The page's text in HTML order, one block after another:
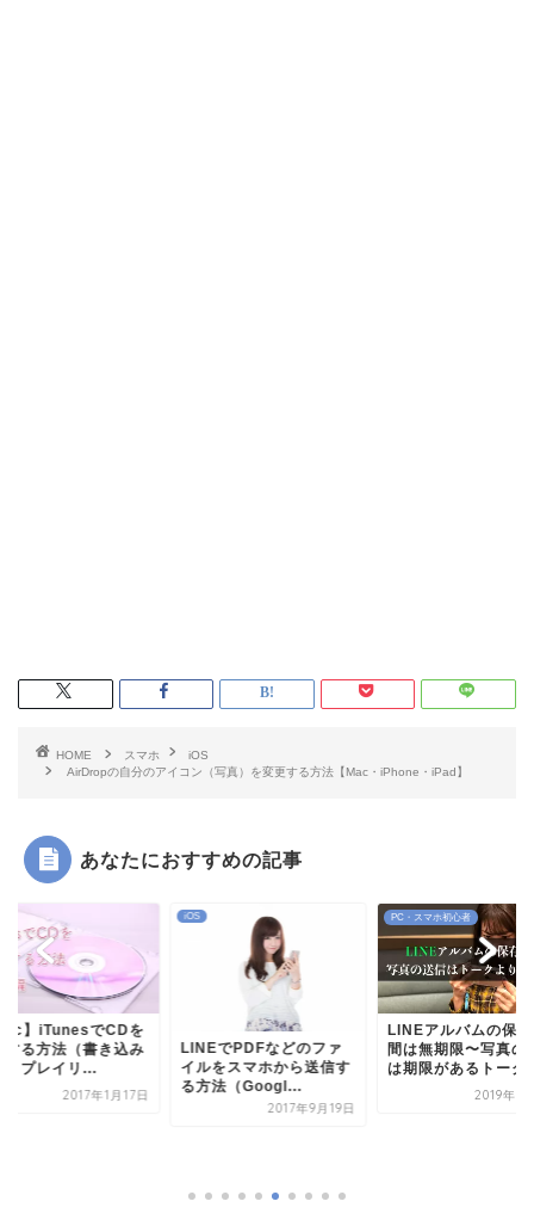
HOME スマホ
iOS
AirDropの自分のアイコン（写真）を変更する方法【Mac・iPhone・iPad】
あなたにおすすめの記事
iOS
LINEでPDFなどのファ
イルをスマホから送信す
る方法（Googl...
PC・スマホ初心者
LINEアルバムの保存期
間は無期限〜写真の送信
は期限があるトークよ...
iOS